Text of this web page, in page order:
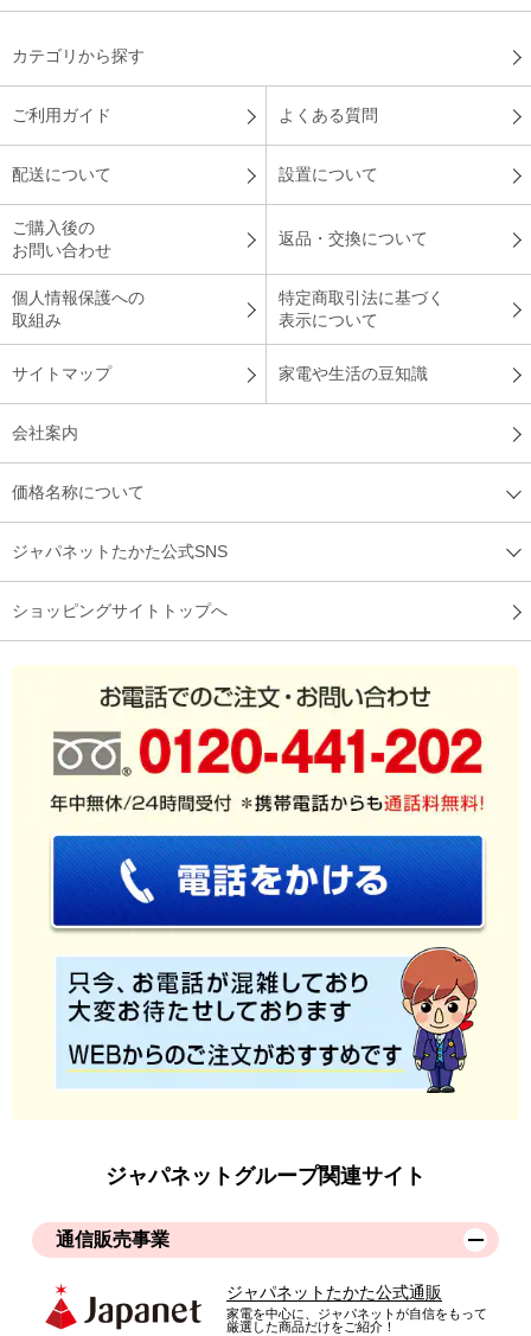
カテゴリから探す
ご利用ガイド よくある質問
配送について 設置について
ご購入後の
お問い合わせ
返品・交換について
個人情報保護への
取組み
特定商取引法に基づく
表示について
サイトマップ 家電や生活の豆知識
会社案内
価格名称について
ジャパネットたかた公式SNS
ショッピングサイトトップへ
ジャパネットグループ関連サイト
通信販売事業
ジャパネットたかた公式通販
家電を中心に、ジャパネットが自信をもって
厳選した商品だけをご紹介！